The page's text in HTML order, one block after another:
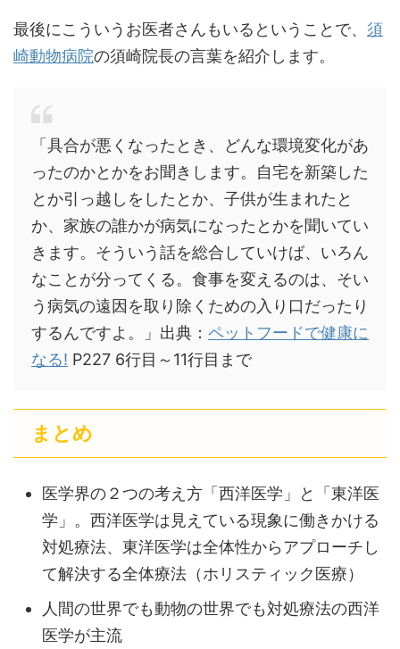
最後にこういうお医者さんもいるということで、 須
崎動物病院の須崎院長の言葉を紹介します。
「具合が悪くなったとき、どんな環境変化があ
ったのかとかをお聞きします。自宅を新築した
とか引っ越しをしたとか、子供が生まれたと
か、家族の誰かが病気になったとかを聞いてい
きます。そういう話を総合していけば、いろん
なことが分ってくる。食事を変えるのは、そい
う病気の遠因を取り除くための入り口だったり
するんですよ。」出典： ペットフードで健康に
なる! P227 6行目～11行目まで
まとめ
医学界の２つの考え方「西洋医学」と「東洋医
学」。西洋医学は見えている現象に働きかける
対処療法、東洋医学は全体性からアプローチし
て解決する全体療法（ホリスティック医療）
人間の世界でも動物の世界でも対処療法の西洋
医学が主流